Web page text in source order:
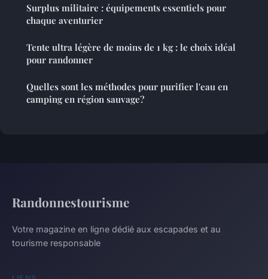
Surplus militaire : équipements essentiels pour
chaque aventurier
Tente ultra légère de moins de 1 kg : le choix idéal
pour randonner
Quelles sont les méthodes pour purifier l'eau en
camping en région sauvage?
Randonnestourisme
Votre magazine en ligne dédié aux escapades et au
tourisme responsable